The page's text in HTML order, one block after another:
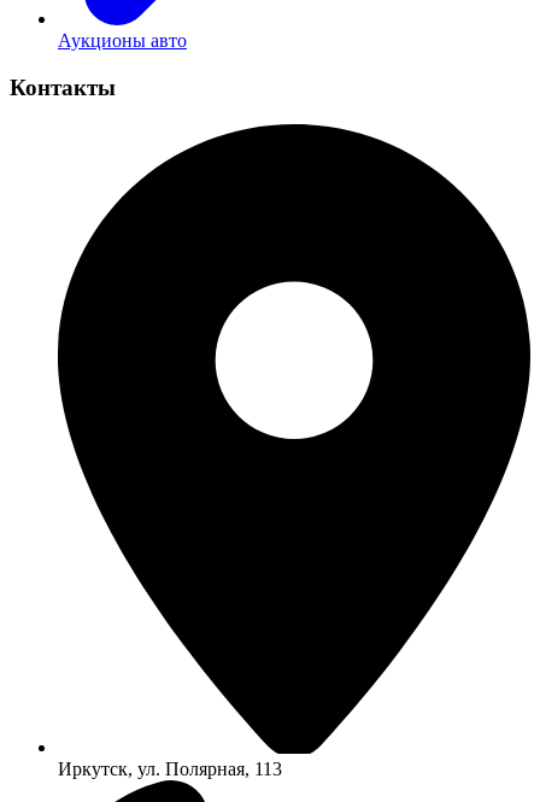
Аукционы авто
Контакты
Иркутск, ул. Полярная, 113